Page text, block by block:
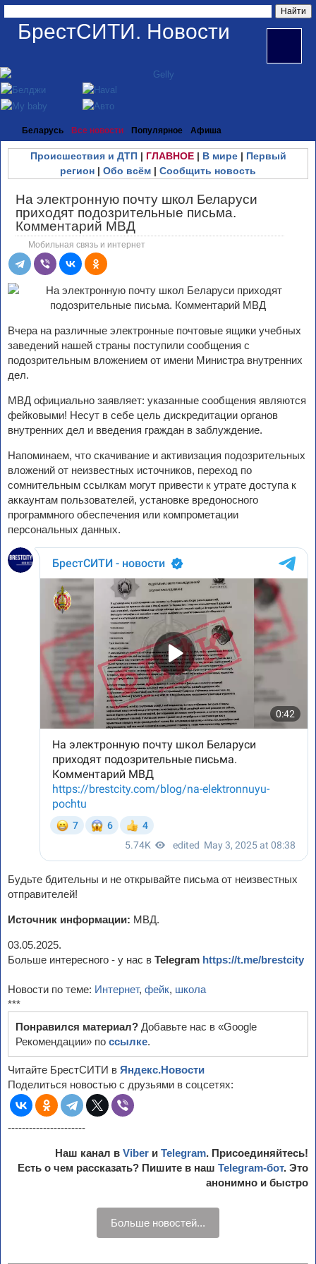
БрестСИТИ. Новости
Беларусь Все новости Популярное Афиша
Происшествия и ДТП| ГЛАВНОЕ| В мире| Первый
регион | Обо всём | Сообщить новость
На электронную почту школ Беларуси
приходят подозрительные письма.
Комментарий МВД
Мобильная связь и интернет
Вчера на различные электронные почтовые ящики учебных
заведений нашей страны поступили сообщения с
подозрительным вложением от имени Министра внутренних
дел.
МВД официально заявляет: указанные сообщения являются
фейковыми! Несут в себе цель дискредитации органов
внутренних дел и введения граждан в заблуждение.
Напоминаем, что скачивание и активизация подозрительных
вложений от неизвестных источников, переход по
сомнительным ссылкам могут привести к утрате доступа к
аккаунтам пользователей, установке вредоносного
программного обеспечения или компрометации
персональных данных.
Будьте бдительны и не открывайте письма от неизвестных
отправителей!
Источник информации: МВД.
03.05.2025.
Больше интересного - у нас в Telegram https://t.me/brestcity
Новости по теме: Интернет, фейк, школа
***
Понравился материал? Добавьте нас в «Google
Рекомендации» по ссылке.
Читайте БрестСИТИ в Яндекс.Новости
Поделиться новостью с друзьями в соцсетях:
----------------------
Наш канал в Viber и Telegram. Присоединяйтесь!
Есть о чем рассказать? Пишите в наш Telegram-бот. Это
анонимно и быстро
Больше новостей...